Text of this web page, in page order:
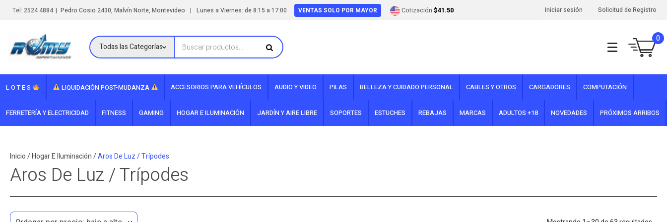
Iniciar sesión Solicitud de Registro
Tel: 2524 4884 | Pedro Cosio 2430, Malvín Norte, Montevideo | Lunes a Viernes: de 8:15 a 17:00 VENTAS SOLO POR MAYOR Cotización $41.50
0
L O T E S LIQUIDACIÓN POST-MUDANZA ACCESORIOS PARA VEHÍCULOS AUDIO Y VIDEO PILAS BELLEZA Y CUIDADO PERSONAL CABLES Y OTROS CARGADORES COMPUTACIÓN
FERRETERÍA Y ELECTRICIDAD FITNESS GAMING HOGAR E ILUMINACIÓN JARDÍN Y AIRE LIBRE SOPORTES ESTUCHES REBAJAS MARCAS ADULTOS +18 NOVEDADES PRÓXIMOS ARRIBOS
Inicio/Hogar E Iluminación/Aros De Luz / Trípodes
Aros De Luz / Trípodes